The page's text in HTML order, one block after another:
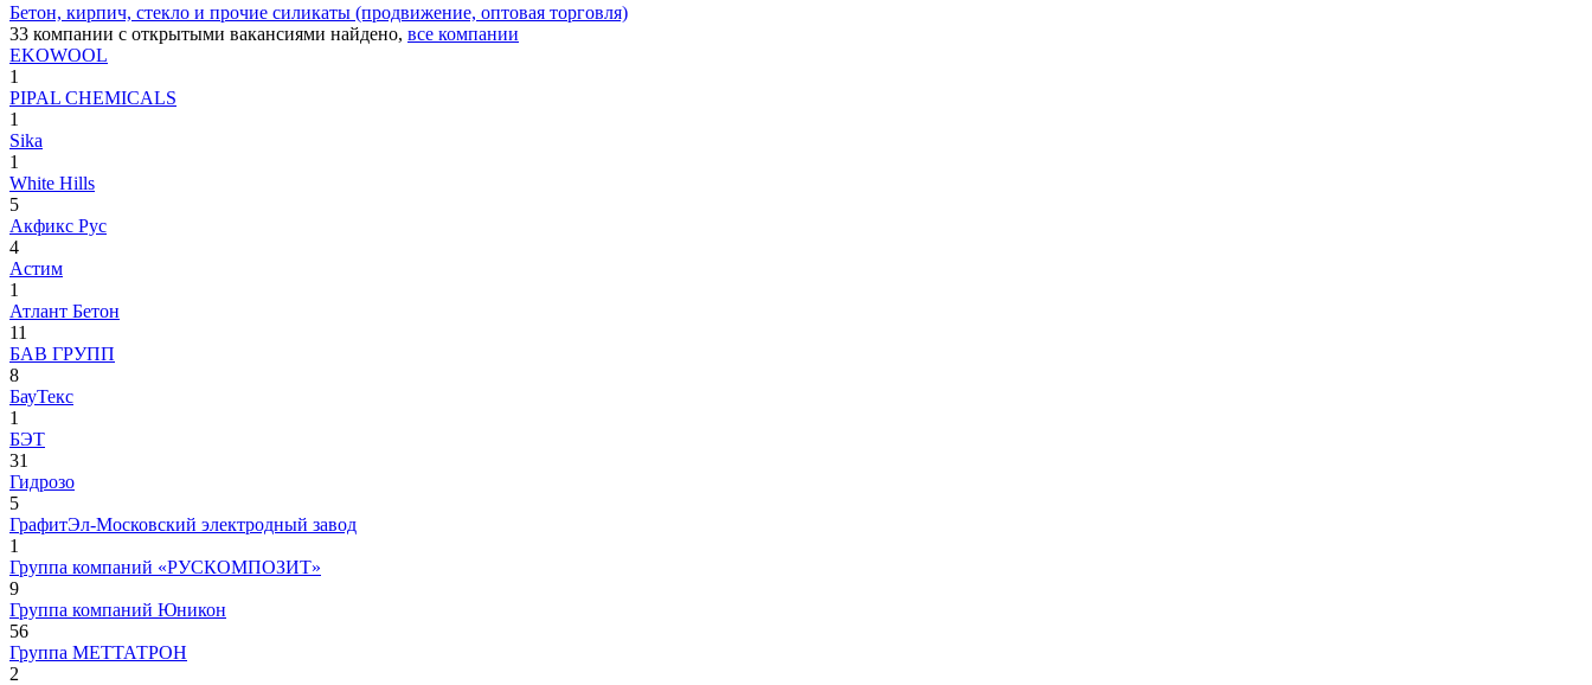
Бетон, кирпич, стекло и прочие силикаты (продвижение, оптовая торговля)
33 компании с открытыми вакансиями найдено, все компании
EKOWOOL
1
PIPAL CHEMIСALS
1
Sika
1
White Hills
5
Акфикс Рус
4
Астим
1
Атлант Бетон
11
БАВ ГРУПП
8
БауТекс
1
БЭТ
31
Гидрозо
5
ГрафитЭл-Московский электродный завод
1
Группа компаний «РУСКОМПОЗИТ»
9
Группа компаний Юникон
56
Группа МЕТТАТРОН
2